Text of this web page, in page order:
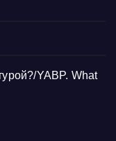
YABP. What